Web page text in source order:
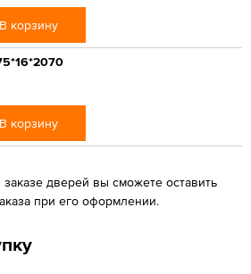
В корзину
В корзину
дверей вы сможете оставить
при его оформлении.